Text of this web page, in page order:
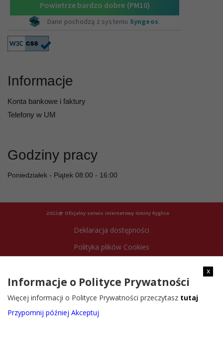
Informacje
Konta bankowe i faktury
Telefony w UM
Godziny pracy
Poniedziałek - Piątek 08:00 - 16:00
2022@ Oficjalny serwis internetowy Gminy Ryglice
Deklaracja dostępności
Polityka plików Cookies
x
Informacje o Polityce Prywatności
Więcej informacji o Polityce Prywatności przeczytasz tutaj
Przypomnij później Akceptuj